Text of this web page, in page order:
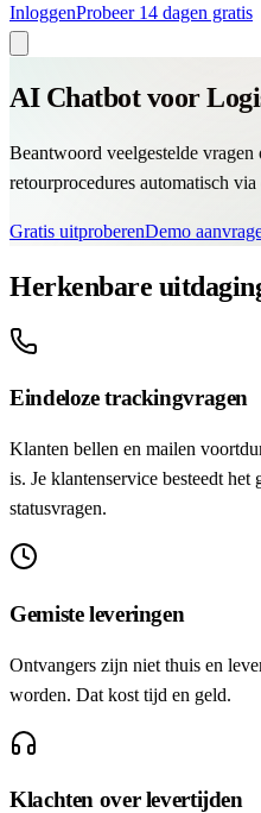
InloggenProbeer 14 dagen gratis
AI Chatbot voor
Beantwoord veelgestelde
retourprocedures automatisch via
Gratis uitproberenDemo
Herkenbare
Eindeloze trackingvragen
Klanten bellen en mailen
is. Je klantenservice besteedt het
statusvragen.
Gemiste leveringen
Ontvangers zijn niet thuis en
worden. Dat kost tijd en geld.
Klachten over levertijden